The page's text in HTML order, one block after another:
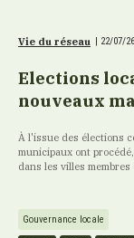
Vie du réseau 22/07/26
Elections
nouveaux
À l'issue des élections
municipaux ont
dans les villes membres
Gouvernance locale